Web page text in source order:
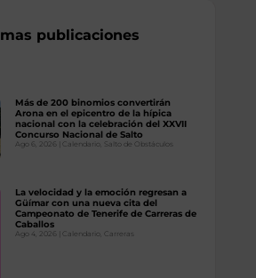
publicaciones
Más de 200 binomios convertirán
Arona en el epicentro de la hípica
nacional con la celebración del XXVII
Concurso Nacional de Salto
Ago 6, 2026 Calendario, Salto de Obstáculos
La velocidad y la emoción regresan a
Güímar con una nueva cita del
Campeonato de Tenerife de Carreras de
Caballos
Ago 4, 2026 Calendario, Carreras